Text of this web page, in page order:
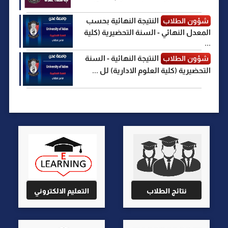
شؤون الطلاب
النتيجة النهائية بحسب
المعدل النهائي - السنة التحضيرية (كلية
...
شؤون الطلاب
النتيجة النهائية - السنة
التحضيرية (كلية العلوم الادارية) لل ...
نتائج الطلاب التعليم الالكتروني